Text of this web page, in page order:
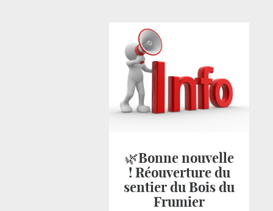
🌿Bonne nouvelle
! Réouverture du
sentier du Bois du
Frumier